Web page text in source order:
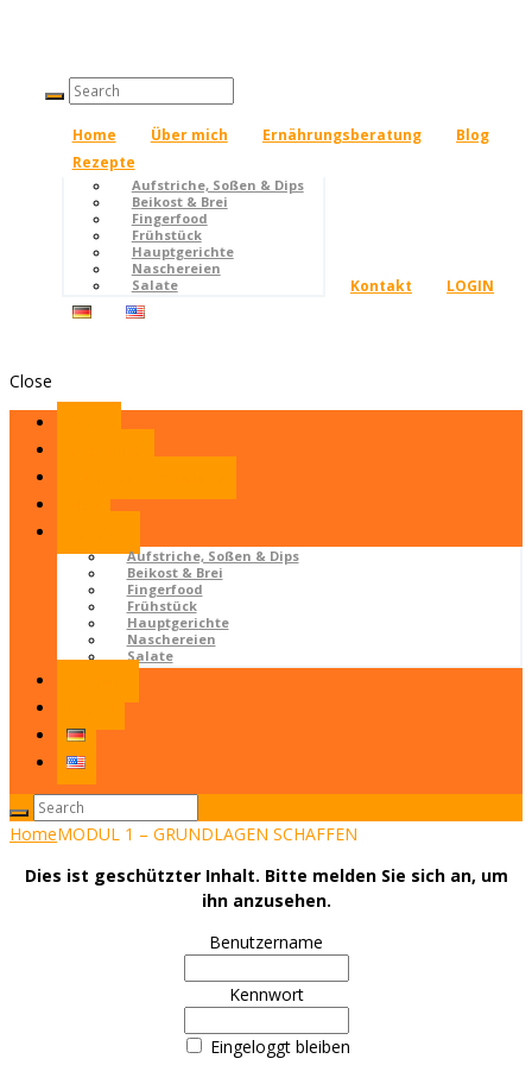
Home Über mich Ernährungsberatung
Blog
Rezepte
Aufstriche, Soßen & Dips
Beikost & Brei
Fingerfood
Frühstück
Hauptgerichte
Naschereien
Salate
Kontakt LOGIN
Close
Aufstriche, Soßen & Dips
Beikost & Brei
Fingerfood
Frühstück
Hauptgerichte
Naschereien
Salate
HomeMODUL 1 – GRUNDLAGEN SCHAFFEN
Dies ist geschützter Inhalt. Bitte melden Sie sich an, um
ihn anzusehen.
Benutzername
Kennwort
Eingeloggt bleiben